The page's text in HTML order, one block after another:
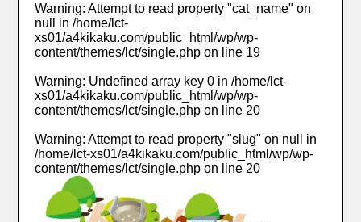
Warning: Attempt to read property "cat_name" on
null in/home/lct-
xs01/a4kikaku.com/public_html/wp/wp-
content/themes/lct/single.php on line 19
Warning: Undefined array key 0 in/home/lct-
xs01/a4kikaku.com/public_html/wp/wp-
content/themes/lct/single.php on line 20
Warning: Attempt to read property "slug" on null in
/home/lct-xs01/a4kikaku.com/public_html/wp/wp-
content/themes/lct/single.php on line 20